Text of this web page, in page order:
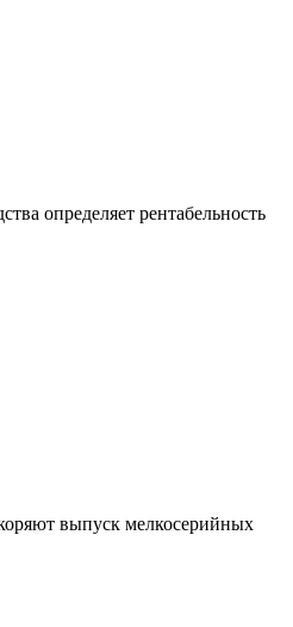
определяет рентабельность
выпуск мелкосерийных